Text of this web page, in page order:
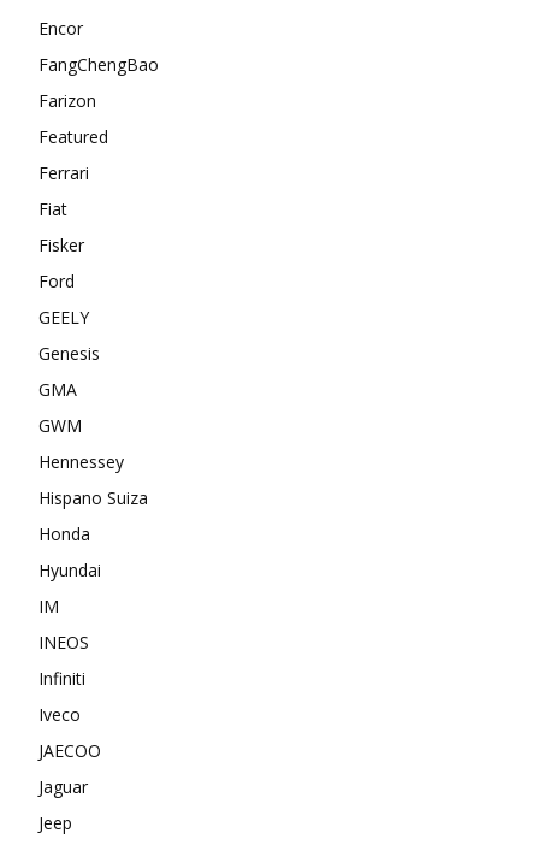
Encor
FangChengBao
Farizon
Featured
Ferrari
Fiat
Fisker
Ford
GEELY
Genesis
GMA
GWM
Hennessey
Hispano Suiza
Honda
Hyundai
IM
INEOS
Infiniti
Iveco
JAECOO
Jaguar
Jeep